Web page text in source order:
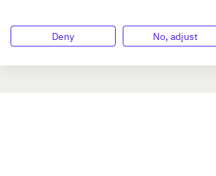
Deny No, adjust